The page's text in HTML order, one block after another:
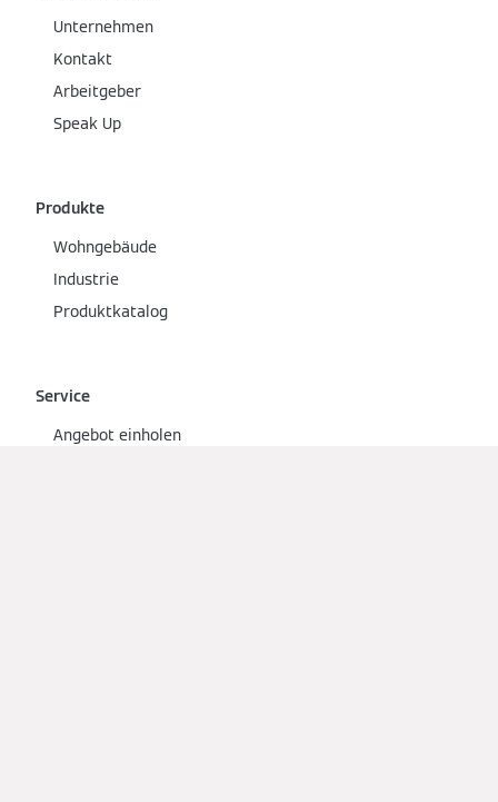
Unternehmen
Kontakt
Arbeitgeber
Speak Up
Produkte
Wohngebäude
Industrie
Produktkatalog
Service
Angebot einholen